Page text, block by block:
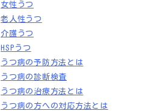
女性うつ
老人性うつ
介護うつ
HSPうつ
うつ病の予防方法とは
うつ病の診断検査
うつ病の治療方法とは
うつ病の方への対応方法とは